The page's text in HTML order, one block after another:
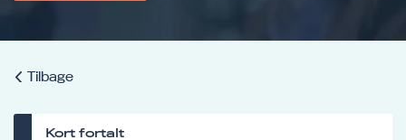
Tilbage
Kort fortalt